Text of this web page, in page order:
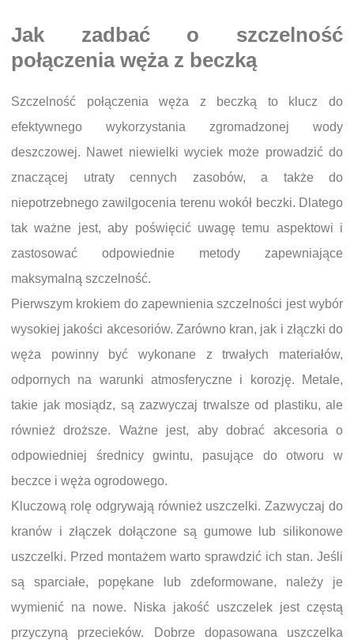
Jak zadbać o szczelność
połączenia węża z beczką
Szczelność połączenia węża z beczką to klucz do
efektywnego wykorzystania zgromadzonej wody
deszczowej. Nawet niewielki wyciek może prowadzić do
znaczącej utraty cennych zasobów, a także do
niepotrzebnego zawilgocenia terenu wokół beczki. Dlatego
tak ważne jest, aby poświęcić uwagę temu aspektowi i
zastosować odpowiednie metody zapewniające
maksymalną szczelność.
Pierwszym krokiem do zapewnienia szczelności jest wybór
wysokiej jakości akcesoriów. Zarówno kran, jak i złączki do
węża powinny być wykonane z trwałych materiałów,
odpornych na warunki atmosferyczne i korozję. Metale,
takie jak mosiądz, są zazwyczaj trwalsze od plastiku, ale
również droższe. Ważne jest, aby dobrać akcesoria o
odpowiedniej średnicy gwintu, pasujące do otworu w
beczce i węża ogrodowego.
Kluczową rolę odgrywają również uszczelki. Zazwyczaj do
kranów i złączek dołączone są gumowe lub silikonowe
uszczelki. Przed montażem warto sprawdzić ich stan. Jeśli
są sparciałe, popękane lub zdeformowane, należy je
wymienić na nowe. Niska jakość uszczelek jest częstą
przyczyną przecieków. Dobrze dopasowana uszczelka